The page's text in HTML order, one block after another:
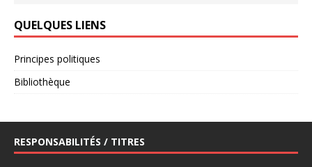
QUELQUES LIENS
Principes politiques
Bibliothèque
RESPONSABILITÉS / TITRES